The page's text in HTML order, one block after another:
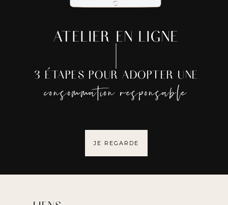
ATELIER EN LIGNE
3 ÉTAPES POUR ADOPTER UNE
consommation responsable
JE REGARDE